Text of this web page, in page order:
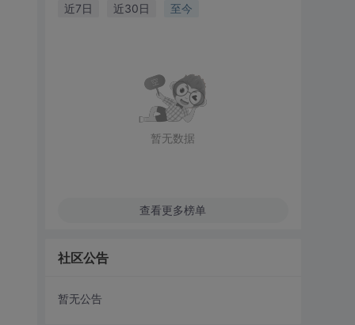
近7日 近30日 至今
暂无数据
查看更多榜单
社区公告
暂无公告